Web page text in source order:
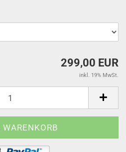
299,00 EUR
inkl. 19% MwSt.